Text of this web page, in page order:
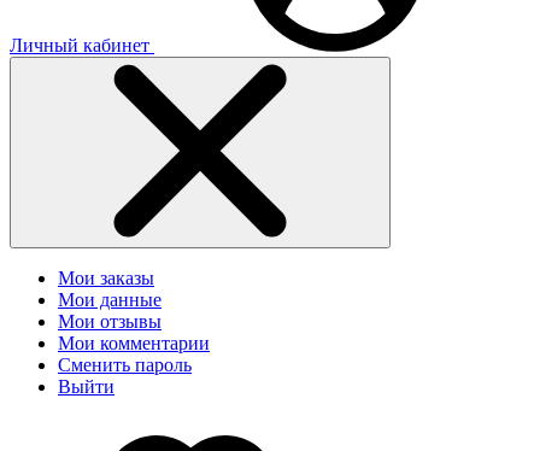
Личный кабинет
Мои заказы
Мои данные
Мои отзывы
Мои комментарии
Сменить пароль
Выйти